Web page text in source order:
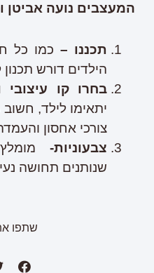
המעצבים נועה אביטן
תכננו – כמו כל
הילדים דורש
בחרו קו עיצובי
יתאימו לילד,
צורכי אחסון
צבעוניות-מומלץ
שנותנים תחושה
שתפו